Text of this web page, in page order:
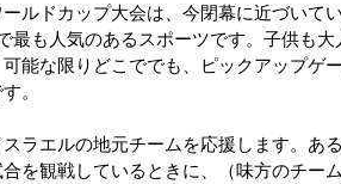
ルドカップ大会は、今閉幕に近づいて
最も人気のあるスポーツです。子供も
能な限りどこででも、ピックアップゲ
。
ラエルの地元チームを応援します。あ
を観戦しているときに、（味方のチー